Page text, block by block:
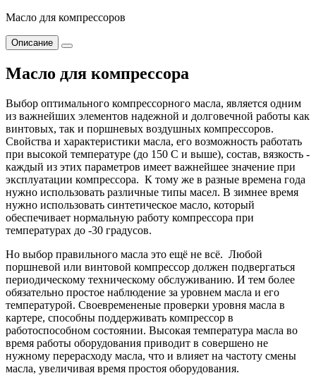
Масло для компрессоров
Описание
Масло для компрессора
Выбор оптимального компрессорного масла, является одним
из важнейших элементов надежной и долговечной работы как
винтовых, так и поршневых воздушных компрессоров.
Свойства и характеристики масла, его возможность работать
при высокой температуре (до 150 С и выше), состав, вязкость -
каждый из этих параметров имеет важнейшее значение при
эксплуатации компрессора. К тому же в разные времена года
нужно использовать различные типы масел. В зимнее время
нужно использовать синтетическое масло, который
обеспечивает нормальную работу компрессора при
температурах до -30 градусов.
Но выбор правильного масла это ещё не всё. Любой
поршневой или винтовой компрессор должен подвергаться
периодическому техническому обслуживанию. И тем более
обязательно простое наблюдение за уровнем масла и его
температурой. Своевремененые проверки уровня масла в
картере, способны поддерживать компрессор в
работоспособном состоянии. Высокая температура масла во
время работы оборудования приводит в совершено не
нужному перерасходу масла, что и влияет на частоту смены
масла, увеличивая время простоя оборудования.